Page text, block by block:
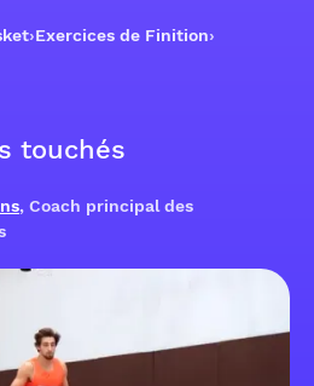
›Exercices de Finition›
touchés
, Coach principal des